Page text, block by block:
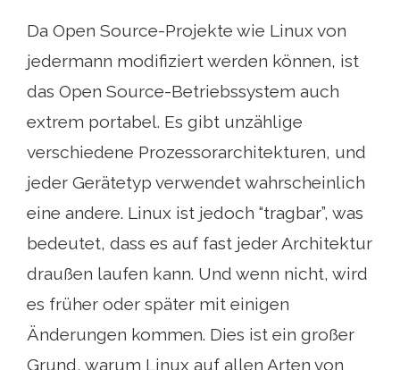
Da Open Source-Projekte wie Linux von
jedermann modifiziert werden können, ist
das Open Source-Betriebssystem auch
extrem portabel. Es gibt unzählige
verschiedene Prozessorarchitekturen, und
jeder Gerätetyp verwendet wahrscheinlich
eine andere. Linux ist jedoch “tragbar”, was
bedeutet, dass es auf fast jeder Architektur
draußen laufen kann. Und wenn nicht, wird
es früher oder später mit einigen
Änderungen kommen. Dies ist ein großer
Grund, warum Linux auf allen Arten von